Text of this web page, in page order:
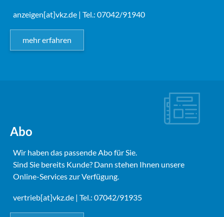
anzeigen[at]vkz.de | Tel.: 07042/91940
mehr erfahren
Abo
Wir haben das passende Abo für Sie.
Sind Sie bereits Kunde? Dann stehen Ihnen unsere
Online-Services zur Verfügung.
vertrieb[at]vkz.de | Tel.: 07042/91935